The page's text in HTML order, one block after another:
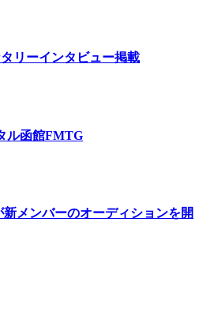
リーインタビュー掲載
ル函館FMTG
メンバーのオーディションを開